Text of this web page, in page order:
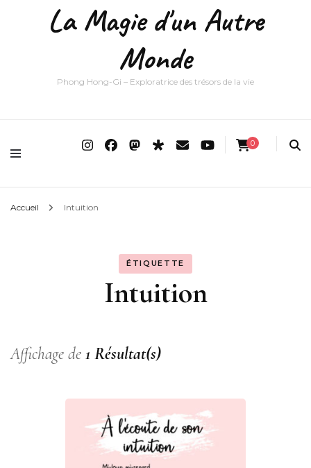
La Magie d'un Autre
Monde
Phong Hong-Gi – Exploratrice des trésors de la vie
0
Accueil Intuition
ÉTIQUETTE
Intuition
Affichage de 1 Résultat(s)